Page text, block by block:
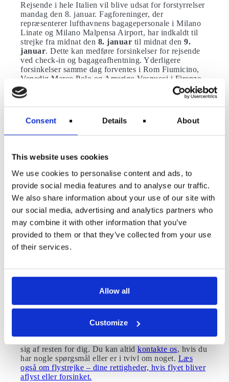
Consent Details About
This website uses cookies
We use cookies to personalise content and ads, to
provide social media features and to analyse our traffic.
We also share information about your use of our site with
our social media, advertising and analytics partners who
may combine it with other information that you’ve
provided to them or that they’ve collected from your use
of their services.
Allow all
Customize
Rejsende i hele Italien vil blive udsat for forstyrrelser
mandag den 8. januar. Fagforeninger, der
repræsenterer lufthavnens bagagepersonale i Milano
Linate og Milano Malpensa Airport, har indkaldt til
strejke fra midnat den 8. januar til midnat den 9.
januar. Dette kan medføre forsinkelser for rejsende
ved check-in og bagageafhentning. Yderligere
forsinkelser samme dag forventes i Rom Fiumicino,
Venedig Marco Polo og Amerigo Vespucci i Firenze,
da sikkerhedspersonalet også planlægger en 24-timers
strejke den.
Landsdækkende strejke i den
offentlige transport i Italien
ramme den italienske offentlige transport den
rejsende, der skal med bus, letbane og metro. Dog
forventes strejken ikke at påvirke regional- og
langdistancetog. Samme dag strejker flyvelederne fra
kl. 13-17. Det kan skabe forsinkelser og aflysninger
for rejsende, der flyver til og fra Italien.
Få din berettigede kompensation
Hos Flypenge gør vi alt, hvad vi kan for at hjælpe
gennemgår din sag helt gratis. Der er ingen
altid din sag om kompensation for flyforsinkelse som
“no cure, no pay”. Det betyder, at du kun betaler et
du skal gøre er at indgive dine flyoplysninger i vores
Hvis du er berettiget kompensation, tager vores team
sig af resten for dig. Du kan altid kontakte os, hvis du
har nogle spørgsmål eller er i tvivl om noget. Læs
også om flystrejke – dine rettigheder, hvis flyet bliver
aflyst eller forsinket.